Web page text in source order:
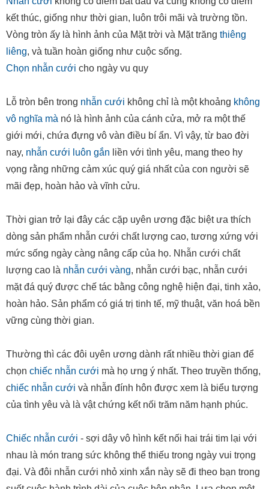
kết thúc, giống như thời gian, luôn trôi mãi và trường tồn.
Vòng tròn ấy là hình ảnh của Mặt trời và Mặt trăng thiêng
liêng, và tuần hoàn giống như cuộc sống.
Chọn nhẫn cưới cho ngày vu quy
Lỗ tròn bên trong nhẫn cưới không chỉ là một khoảng không
vô nghĩa mà nó là hình ảnh của cánh cửa, mở ra một thế
giới mới, chứa đựng vô vàn điều bí ẩn. Vì vậy, từ bao đời
nay, nhẫn cưới luôn gắn liền với tình yêu, mang theo hy
vọng rằng những cảm xúc quý giá nhất của con người sẽ
mãi đẹp, hoàn hảo và vĩnh cửu.
Thời gian trở lại đây các cặp uyên ương đặc biệt ưa thích
dòng sản phẩm nhẫn cưới chất lượng cao, tương xứng với
mức sống ngày càng nâng cấp của họ. Nhẫn cưới chất
lượng cao là nhẫn cưới vàng, nhẫn cưới bạc, nhẫn cưới
mặt đá quý được chế tác bằng công nghệ hiện đại, tinh xảo,
hoàn hảo. Sản phẩm có giá trị tinh tế, mỹ thuật, văn hoá bền
vững cùng thời gian.
Thường thì các đôi uyên ương dành rất nhiều thời gian để
chọn chiếc nhẫn cưới mà họ ưng ý nhất. Theo truyền thống,
chiếc nhẫn cưới và nhẫn đính hôn được xem là biểu tượng
của tình yêu và là vật chứng kết nối trăm năm hạnh phúc.
Chiếc nhẫn cưới - sợi dây vô hình kết nối hai trái tim lại với
nhau là món trang sức không thể thiếu trong ngày vui trọng
đại. Và đôi nhẫn cưới nhỏ xinh xắn này sẽ đi theo bạn trong